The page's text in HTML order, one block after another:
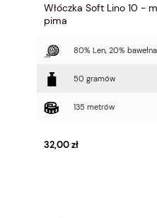
Włóczka Soft Lino 10 -
pima
80% Len, 20%
50 gramów
135 metrów
32,00 zł